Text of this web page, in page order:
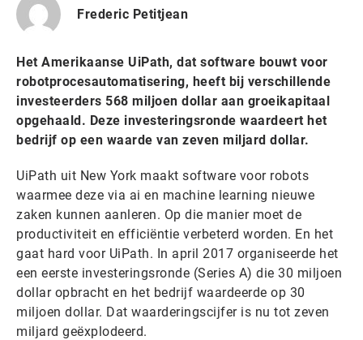
Frederic Petitjean
Het Amerikaanse UiPath, dat software bouwt voor
robotprocesautomatisering, heeft bij verschillende
investeerders 568 miljoen dollar aan groeikapitaal
opgehaald. Deze investeringsronde waardeert het
bedrijf op een waarde van zeven miljard dollar.
UiPath uit New York maakt software voor robots
waarmee deze via ai en machine learning nieuwe
zaken kunnen aanleren. Op die manier moet de
productiviteit en efficiëntie verbeterd worden. En het
gaat hard voor UiPath. In april 2017 organiseerde het
een eerste investeringsronde (Series A) die 30 miljoen
dollar opbracht en het bedrijf waardeerde op 30
miljoen dollar. Dat waarderingscijfer is nu tot zeven
miljard geëxplodeerd.